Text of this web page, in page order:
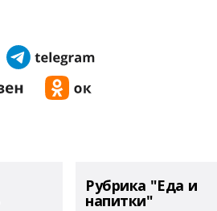
Рубрика "Еда и
напитки"